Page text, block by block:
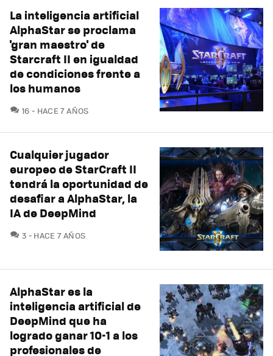
La inteligencia artificial
AlphaStar se proclama
'gran maestro' de
Starcraft II en igualdad
de condiciones frente a
los humanos
16 COMENTARIOS
HACE 7 AÑOS
Cualquier jugador
europeo de StarCraft II
tendrá la oportunidad de
desafiar a AlphaStar, la
IA de DeepMind
3 COMENTARIOS
HACE 7 AÑOS
AlphaStar es la
inteligencia artificial de
DeepMind que ha
logrado ganar 10-1 a los
profesionales de